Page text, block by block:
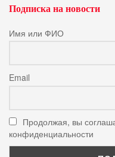
Подписка на новости
Имя или ФИО
Email
Продолжая, вы
конфиденциальности